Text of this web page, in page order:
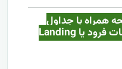
مانند در 37 صفحه همراه با جداول
پرسشنامه نیازمندیهای صفحات فرود یا Landing